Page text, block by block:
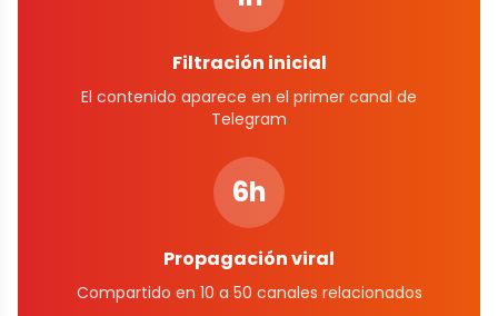
Filtración inicial
El contenido aparece en el primer canal de
Telegram
6h
Propagación viral
Compartido en 10 a 50 canales relacionados